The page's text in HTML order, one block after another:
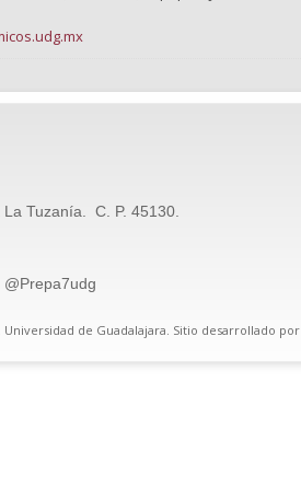
Tuzanía. C. P. 45130.
Universidad de Guadalajara. Sitio desarrollado por